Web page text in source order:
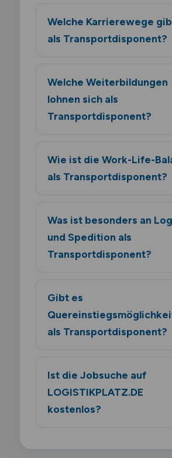
Welche Karrierewege
als Transportdisponent?
Welche Weiterbildungen
lohnen sich als
Transportdisponent?
Wie ist die Work-Life-
als Transportdisponent?
Was ist besonders an
und Spedition als
Transportdisponent?
Gibt es
als Transportdisponent?
Ist die Jobsuche auf
LOGISTIKPLATZ.DE
kostenlos?